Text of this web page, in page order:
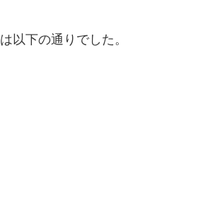
以下の通りでした。